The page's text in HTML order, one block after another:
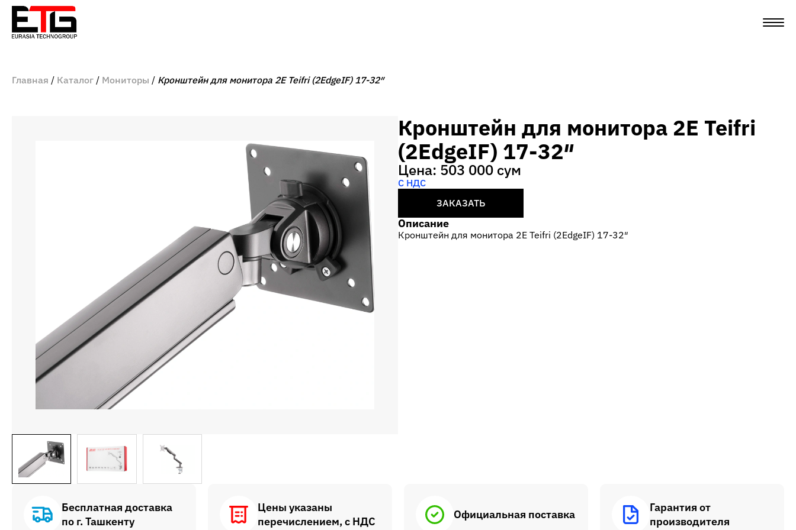
Главная Каталог Мониторы Кронштейн для монитора 2E Teifri (2EdgeIF) 17-32″
Кронштейн для монитора 2E Teifri
(2EdgeIF) 17-32″
Цена: 503 000 сум
С НДС
ЗАКАЗАТЬ
Описание
Кронштейн для монитора 2E Teifri (2EdgeIF) 17-32″
Бесплатная доставка
по г. Ташкенту
Цены указаны
перечислением, с НДС
Официальная поставка
Гарантия от
производителя